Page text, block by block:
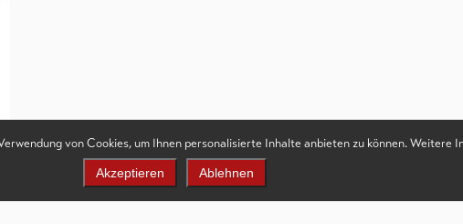
von Cookies, um Ihnen personalisierte Inhalte anbieten zu können. Weitere
Akzeptieren Ablehnen